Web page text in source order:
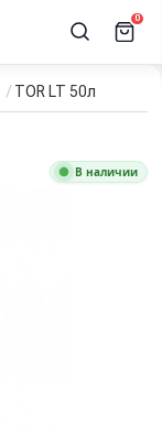
0
TOR LT 50л
В наличии